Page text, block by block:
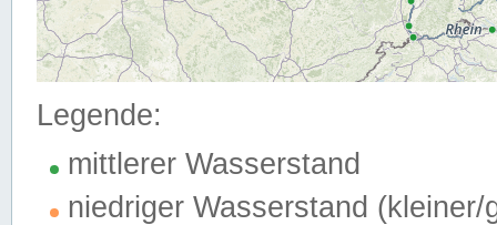
Legende:
mittlerer Wasserstand
niedriger Wasserstand (kleiner/